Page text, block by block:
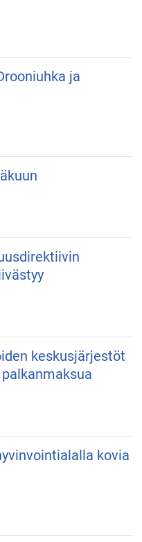
ja
keskusjärjestöt
kovia